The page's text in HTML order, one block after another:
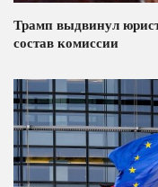
Трамп выдвинул
состав комиссии